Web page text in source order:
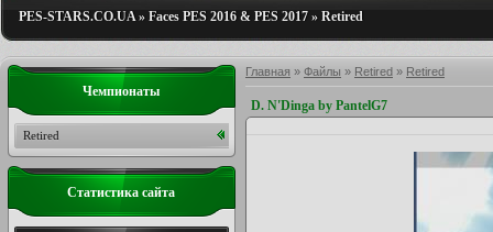
PES-STARS.CO.UA» Faces PES 2016 & PES 2017 » Retired
Главная » Файлы » Retired » Retired
D. N'Dinga by PantelG7
Чемпионаты
Retired
Статистика сайта